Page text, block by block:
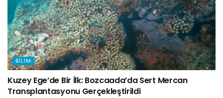
BILIM
Kuzey Ege’de Bir İlk: Bozcaada’da Sert Mercan
Transplantasyonu Gerçekleştirildi